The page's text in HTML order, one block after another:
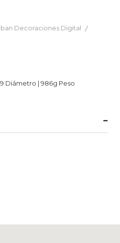
Decoraciones Digital
Diámetro | 986g Peso